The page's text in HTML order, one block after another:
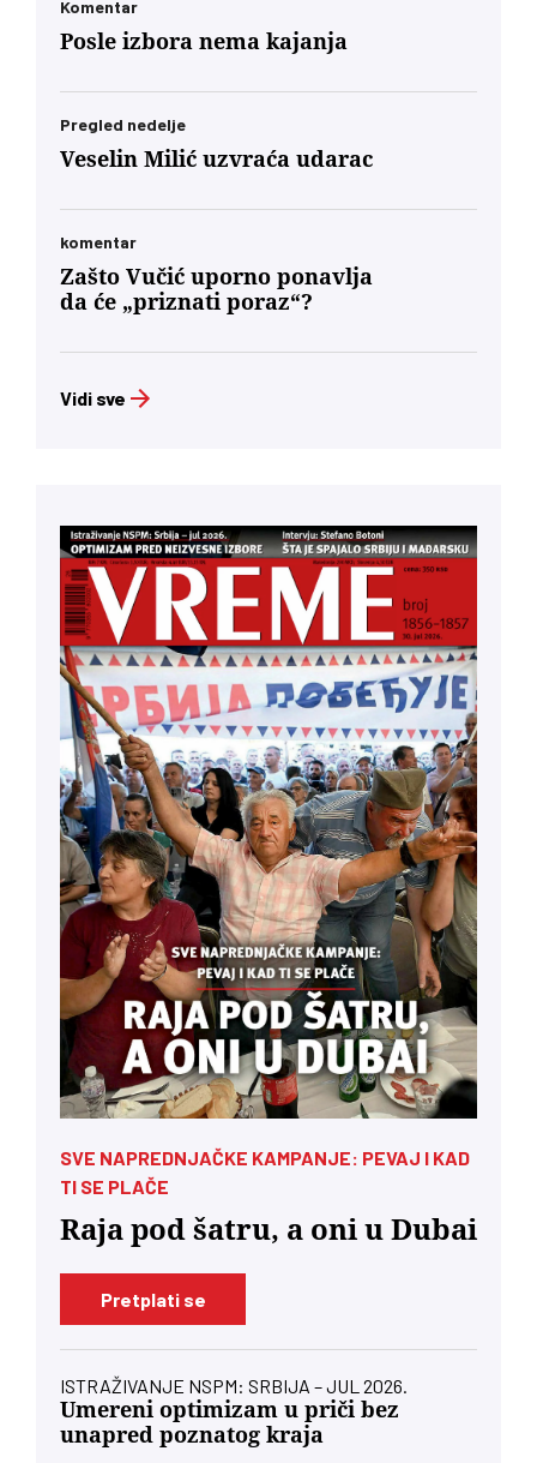
verovatno nositi veću političku težinu od glasa
Mađara u Subotici. To jeste politički škakljivo,
usidrena u 21. vek – svesno odvojena od
toksične prošlosti koja nam je trovala društvo
Komentar
Posle izbora nema kajanja
Pregled nedelje
Veselin Milić uzvraća udarac
komentar
Zašto Vučić uporno ponavlja
da će „priznati poraz“?
Vidi sve
SVE NAPREDNJAČKE KAMPANJE: PEVAJ I KAD
TI SE PLAČE
Raja pod šatru, a oni u Dubai
Pretplati se
ISTRAŽIVANJE NSPM: SRBIJA – JUL 2026.
Umereni optimizam u priči bez
unapred poznatog kraja